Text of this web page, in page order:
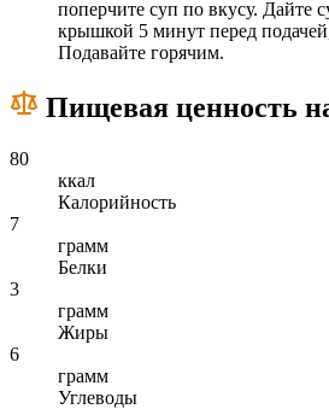
поперчите суп по вкусу. Дайте
крышкой 5 минут перед
Подавайте горячим.
Пищевая ценность
80
ккал
Калорийность
7
грамм
Белки
3
грамм
Жиры
6
грамм
Углеводы